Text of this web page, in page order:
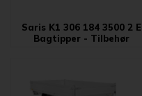
Saris K1 306 184 3500 2 E
Bagtipper - Tilbehør